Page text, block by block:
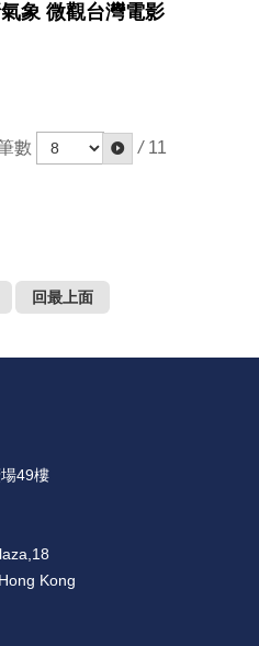
新人。新導。新氣象 微觀台灣電影
數 / 11
回最上面
49樓
Kong